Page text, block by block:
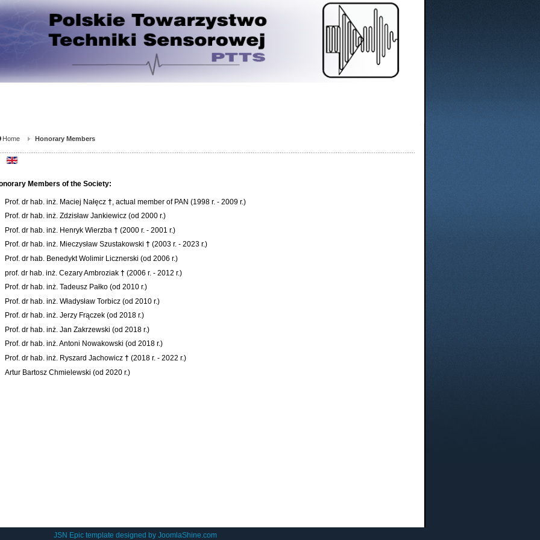
Home Honorary Members
Members of the Society:
Prof. dr hab. inż. Maciej Nałęcz† , actual member of PAN (1998 r. - 2009 r.)
Prof. dr hab. inż. Zdzisław Jankiewicz (od 2000 r.)
Prof. dr hab. inż. Henryk Wierzba† (2000 r. - 2001 r.)
Prof. dr hab. inż. Mieczysław Szustakowski† (2003 r. - 2023 r.)
Prof. dr hab. Benedykt Wolimir Licznerski (od 2006 r.)
prof. dr hab. inż. Cezary Ambroziak† (2006 r. - 2012 r.)
Prof. dr hab. inż. Tadeusz Pałko (od 2010 r.)
Prof. dr hab. inż. Władysław Torbicz (od 2010 r.)
Prof. dr hab. inż. Jerzy Frączek (od 2018 r.)
Prof. dr hab. inż. Jan Zakrzewski (od 2018 r.)
Prof. dr hab. inż. Antoni Nowakowski (od 2018 r.)
Prof. dr hab. inż. Ryszard Jachowicz† (2018 r. - 2022 r.)
Artur Bartosz Chmielewski (od 2020 r.)
JSN Epic template designed by JoomlaShine.com